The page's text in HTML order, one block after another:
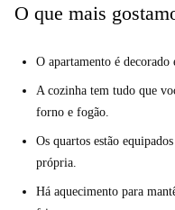
O que mais
O apartamento é
A cozinha tem tudo que
forno e fogão.
Os quartos estão
própria.
Há aquecimento para